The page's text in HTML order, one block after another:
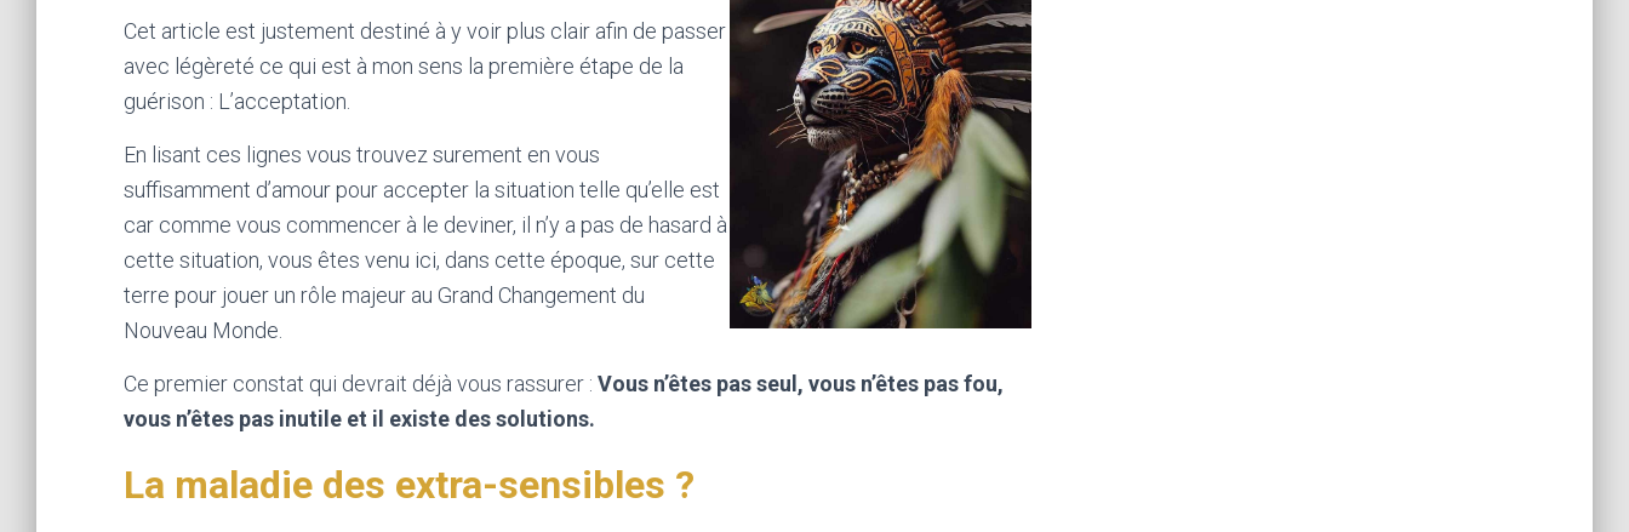
Cet article est justement destiné à y voir plus clair afin de passer
avec légèreté ce qui est à mon sens la première étape de la
guérison : L’acceptation.
En lisant ces lignes vous trouvez surement en vous
suffisamment d’amour pour accepter la situation telle qu’elle est
car comme vous commencer à le deviner, il n’y a pas de hasard à
cette situation, vous êtes venu ici, dans cette époque, sur cette
terre pour jouer un rôle majeur au Grand Changement du
Nouveau Monde.
Ce premier constat qui devrait déjà vous rassurer : Vous n’êtes pas seul, vous n’êtes pas fou,
vous n’êtes pas inutile et il existe des solutions.
La maladie des extra-sensibles ?